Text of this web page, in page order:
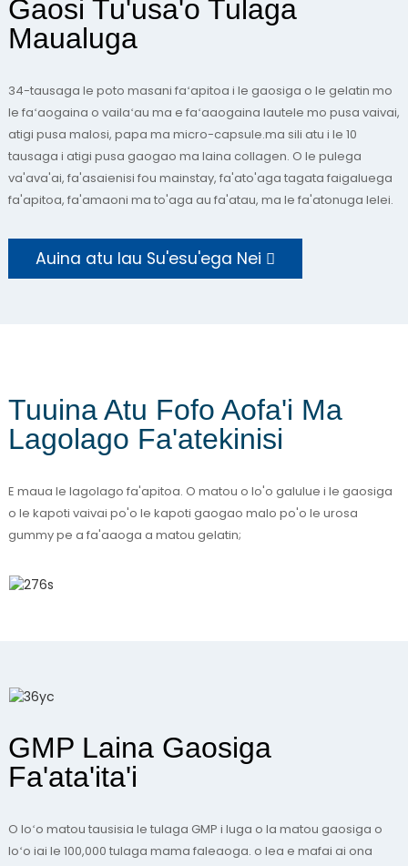
Gaosi Tu'usa'o Tulaga
Maualuga
34-tausaga le poto masani faʻapitoa i le gaosiga o le gelatin mo
le faʻaogaina o vailaʻau ma e faʻaaogaina lautele mo pusa vaivai,
atigi pusa malosi, papa ma micro-capsule.ma sili atu i le 10
tausaga i atigi pusa gaogao ma laina collagen. O le pulega
va'ava'ai, fa'asaienisi fou mainstay, fa'ato'aga tagata faigaluega
fa'apitoa, fa'amaoni ma to'aga au fa'atau, ma le fa'atonuga lelei.
Auina atu lau Su'esu'ega Nei
Tuuina Atu Fofo Aofa'i Ma
Lagolago Fa'atekinisi
E maua le lagolago fa'apitoa. O matou o lo'o galulue i le gaosiga
o le kapoti vaivai po'o le kapoti gaogao malo po'o le urosa
gummy pe a fa'aaoga a matou gelatin;
GMP Laina Gaosiga
Fa'ata'ita'i
O loʻo matou tausisia le tulaga GMP i luga o la matou gaosiga o
loʻo iai le 100,000 tulaga mama faleaoga. o lea e mafai ai ona